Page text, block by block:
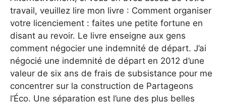
travail, veuillez lire mon livre : Comment organiser
votre licenciement : faites une petite fortune en
disant au revoir. Le livre enseigne aux gens
comment négocier une indemnité de départ. J’ai
négocié une indemnité de départ en 2012 d’une
valeur de six ans de frais de subsistance pour me
concentrer sur la construction de Partageons
l’Éco. Une séparation est l’une des plus belles